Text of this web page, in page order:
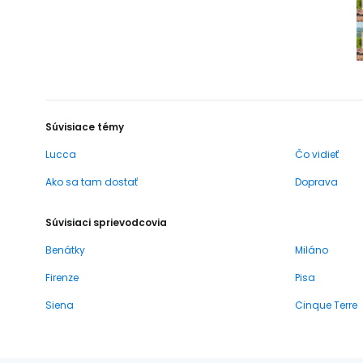
Súvisiace témy
Lucca
Čo vidieť
Ako sa tam dostať
Doprava
Súvisiaci sprievodcovia
Benátky
Miláno
Firenze
Pisa
Siena
Cinque Terre